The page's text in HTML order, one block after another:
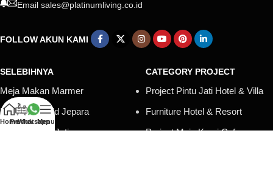
Email sales@platinumliving.co.id
FOLLOW AKUN KAMI
SELEBIHNYA
Meja Makan Marmer
Mimbar Masjid Jepara
Tempat TIdur Jati
CATEGORY PROJECT
Project Pintu Jati Hotel & Villa
Furniture Hotel & Resort
Project Meja Kursi Cafe
HomeProduk
Whatsapp
Menu